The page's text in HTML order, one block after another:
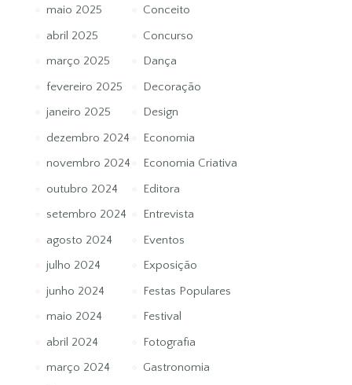
maio 2025
abril 2025
março 2025
fevereiro 2025
janeiro 2025
dezembro 2024
novembro 2024
outubro 2024
setembro 2024
agosto 2024
julho 2024
junho 2024
maio 2024
abril 2024
março 2024
Conceito
Concurso
Dança
Decoração
Design
Economia
Economia Criativa
Editora
Entrevista
Eventos
Exposição
Festas Populares
Festival
Fotografia
Gastronomia